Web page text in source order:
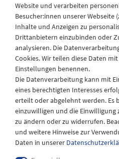
Laden Öffnungszeiten
Montag - Freitag
08:30 - 12:30 und 13.00 - 17.30
Samstags
08:30 bis 12:30 Uhr
Website und verarbeiten
Besucher:innen unserer Webseite
Inhalte und Anzeigen zu
Drittanbietern einzubinden oder
analysieren. Die
Cookies. Wir teilen diese Daten
Einstellungen benennen.
Die Datenverarbeitung kann mit
eines berechtigten Interesses
erteilt oder abgelehnt werden. Es
einzuwilligen und die
zu ändern oder zu widerrufen.
und weitere Hinweise zur
Daten in unserer